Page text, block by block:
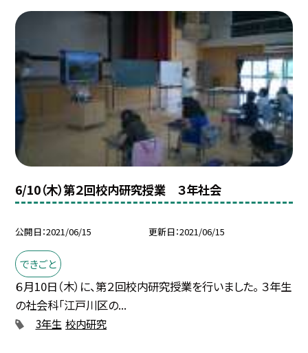
6/10（木）第２回校内研究授業 ３年社会
公開日 2021/06/15 更新日 2021/06/15
できごと
６月10日（木）に、第２回校内研究授業を行いました。 ３年生
の社会科「江戸川区の...
3年生 校内研究